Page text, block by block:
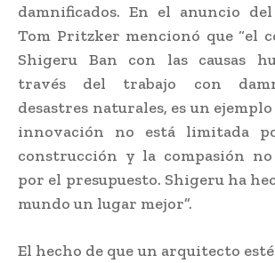
damnificados. En el anuncio
Tom Pritzker mencionó que “el
Shigeru Ban con las causas
través del trabajo con
desastres naturales, es un
innovación no está limitada
construcción y la compasión
por el presupuesto. Shigeru ha
mundo un lugar mejor”.
El hecho de que un arquitecto